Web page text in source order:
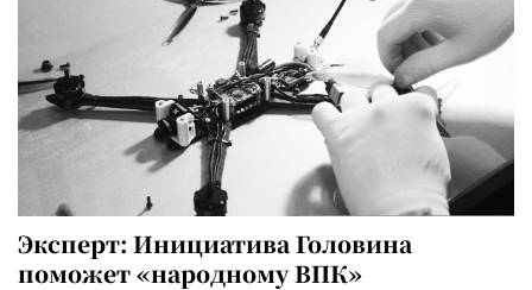
Эксперт: Инициатива Головина
поможет «народному ВПК»